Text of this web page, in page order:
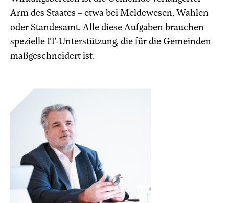
Arm des Staates – etwa bei Meldewesen, Wahlen
oder Standesamt. Alle diese Aufgaben brauchen
spezielle IT-Unterstützung, die für die Gemeinden
maßgeschneidert ist.